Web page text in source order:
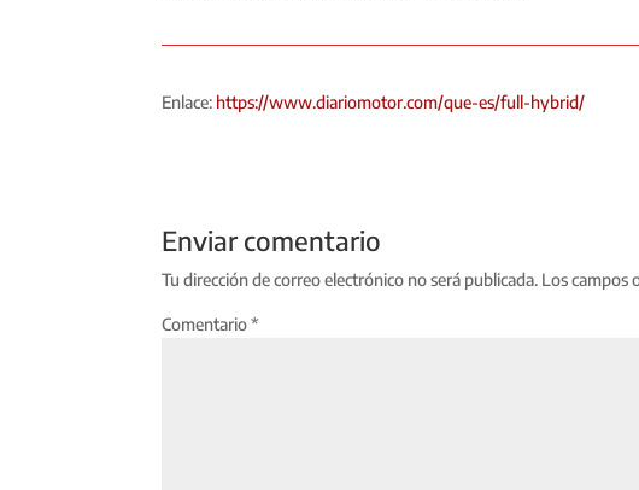
Enlace: https://www.diariomotor.com/que-es/full-hybrid/
Enviar comentario
Tu dirección de correo electrónico no será publicada. Los campos
Comentario*